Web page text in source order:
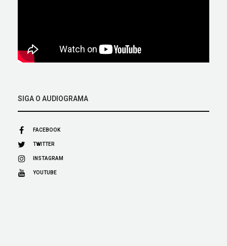
SIGA O AUDIOGRAMA
FACEBOOK
TWITTER
INSTAGRAM
YOUTUBE